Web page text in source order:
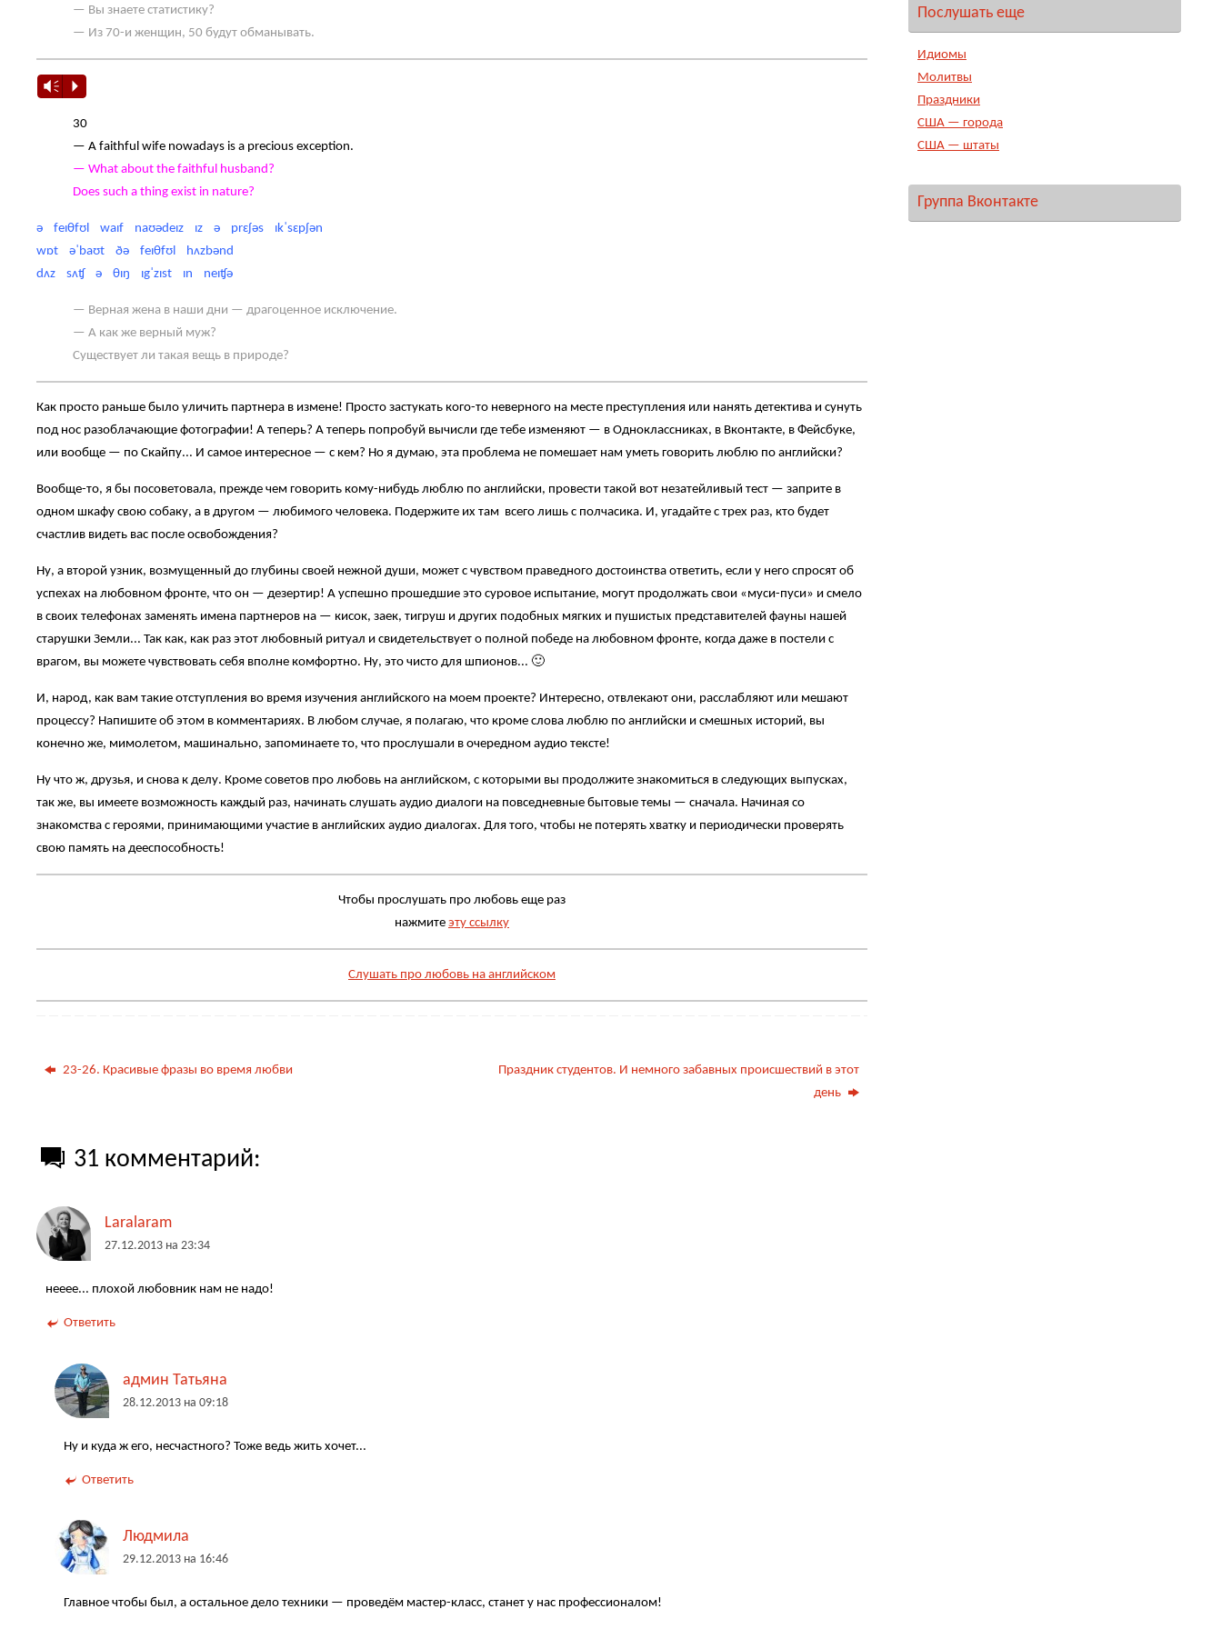
— Вы знаете статистику?
— Из 70-и женщин, 50 будут обманывать.
Vm P
30
— A faithful wife nowadays is a precious exception.
— What about the faithful husband?
Does such a thing exist in nature?
ə feɪθfʊl waɪf naʊədeɪz ɪz ə prɛʃəs ɪkˈsɛpʃən
wɒt əˈbaʊt ðə feɪθfʊl hʌzbənd
dʌz sʌʧ ə θɪŋ ɪgˈzɪst ɪn neɪʧə
— Верная жена в наши дни — драгоценное исключение.
— А как же верный муж?
Существует ли такая вещь в природе?
Как просто раньше было уличить партнера в измене! Просто застукать кого-то неверного на месте преступления или нанять детектива и сунуть
под нос разоблачающие фотографии! А теперь? А теперь попробуй вычисли где тебе изменяют — в Одноклассниках, в Вконтакте, в Фейсбуке,
или вообще — по Скайпу... И самое интересное — с кем? Но я думаю, эта проблема не помешает нам уметь говорить люблю по английски?
Вообще-то, я бы посоветовала, прежде чем говорить кому-нибудь люблю по английски, провести такой вот незатейливый тест — заприте в
одном шкафу свою собаку, а в другом — любимого человека. Подержите их там всего лишь с полчасика. И, угадайте с трех раз, кто будет
счастлив видеть вас после освобождения?
Ну, а второй узник, возмущенный до глубины своей нежной души, может с чувством праведного достоинства ответить, если у него спросят об
успехах на любовном фронте, что он — дезертир! А успешно прошедшие это суровое испытание, могут продолжать свои «муси-пуси» и смело
в своих телефонах заменять имена партнеров на — кисок, заек, тигруш и других подобных мягких и пушистых представителей фауны нашей
старушки Земли... Так как, как раз этот любовный ритуал и свидетельствует о полной победе на любовном фронте, когда даже в постели с
врагом, вы можете чувствовать себя вполне комфортно. Ну, это чисто для шпионов... 🙂
И, народ, как вам такие отступления во время изучения английского на моем проекте? Интересно, отвлекают они, расслабляют или мешают
процессу? Напишите об этом в комментариях. В любом случае, я полагаю, что кроме слова люблю по английски и смешных историй, вы
конечно же, мимолетом, машинально, запоминаете то, что прослушали в очередном аудио тексте!
Ну что ж, друзья, и снова к делу. Кроме советов про любовь на английском, с которыми вы продолжите знакомиться в следующих выпусках,
так же, вы имеете возможность каждый раз, начинать слушать аудио диалоги на повседневные бытовые темы — сначала. Начиная со
знакомства с героями, принимающими участие в английских аудио диалогах. Для того, чтобы не потерять хватку и периодически проверять
свою память на дееспособность!
Чтобы прослушать про любовь еще раз
нажмите эту ссылку
Слушать про любовь на английском
23-26. Красивые фразы во время любви
Праздник студентов. И немного забавных происшествий в этот
день
31 комментарий:
Laralaram
27.12.2013 на 23:34
нееее... плохой любовник нам не надо!
Ответить
админ Татьяна
28.12.2013 на 09:18
Ну и куда ж его, несчастного? Тоже ведь жить хочет...
Ответить
Людмила
29.12.2013 на 16:46
Главное чтобы был, а остальное дело техники — проведём мастер-класс, станет у нас профессионалом!
Послушать еще
Идиомы
Молитвы
Праздники
США — города
США — штаты
Группа Вконтакте